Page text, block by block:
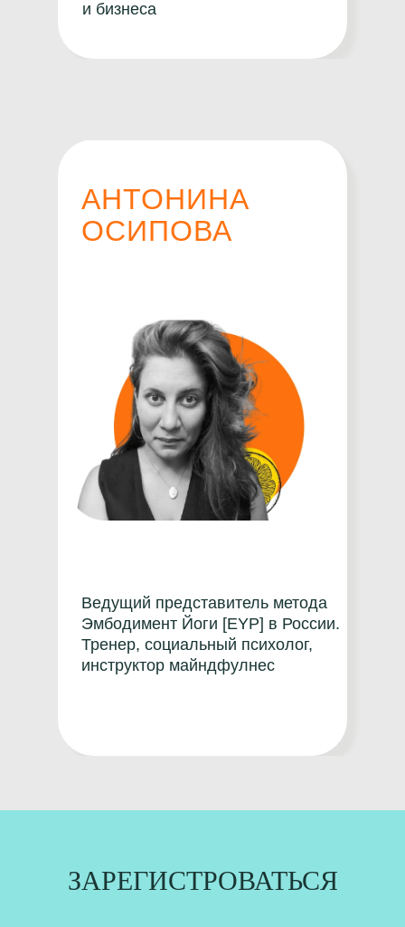
и бизнеса
Ведущий представитель метода
Эмбодимент Йоги [EYP] в России.
Тренер, социальный психолог,
инструктор майндфулнес
АНТОНИНА
ОСИПОВА
ЗАРЕГИСТРОВАТЬСЯ